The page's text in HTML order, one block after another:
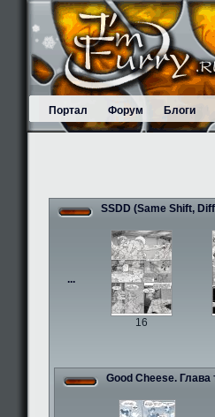
Портал Форум Блоги
SSDD (Same Shift,
...
16
Good Cheese. Глава